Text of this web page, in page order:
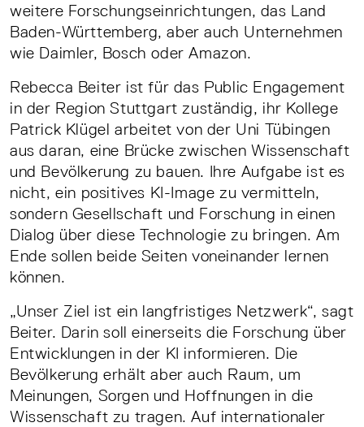
weitere Forschungseinrichtungen, das Land
Baden­-Württemberg, aber auch Unternehmen
wie Daimler, Bosch oder Amazon.
Rebecca Beiter ist für das Public Engagement
in der Region Stuttgart zuständig, ihr Kollege
Patrick Klügel arbeitet von der Uni Tübingen
aus daran, eine Brücke zwischen Wissenschaft
und Bevölkerung zu bauen. Ihre Aufgabe ist es
nicht, ein positives KI­-Image zu vermitteln,
sondern Gesellschaft und Forschung in einen
Dialog über diese Technologie zu bringen. Am
Ende sollen beide Seiten voneinander lernen
können.
„Unser Ziel ist ein langfristiges Netzwerk“, sagt
Beiter. Darin soll einerseits die For­schung über
Entwicklungen in der KI informieren. Die
Bevölkerung erhält aber auch Raum, um
Meinungen, Sorgen und Hoffnungen in die
Wissenschaft zu tragen. Auf inter­nationaler